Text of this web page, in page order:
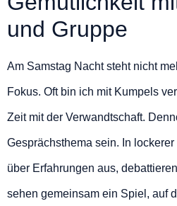
und Gruppe
Am Samstag Nacht steht nicht
Fokus. Oft bin ich mit Kumpels
Zeit mit der Verwandtschaft.
Gesprächsthema sein. In
über Erfahrungen aus,
sehen gemeinsam ein Spiel, auf